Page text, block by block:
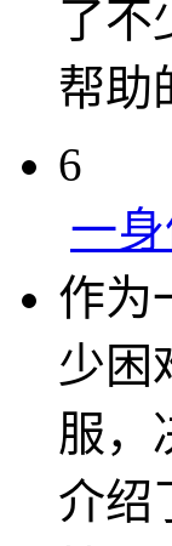
了不
帮助
6
一
作为
少困
服，
介绍